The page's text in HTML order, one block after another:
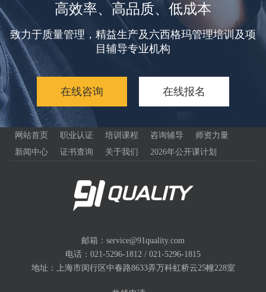
高效率、高品质、低成本
致力于质量管理，精益生产及六西格玛管理培训及项
目辅导专业机构
在线咨询 在线报名
网站首页 职业认证 培训课程 咨询辅导
师资力量
新闻中心
证书查询 关于我们 2026年公开课计划
邮箱：service@91quality.com
电话：021-5296-1812 / 021-5296-1815
地址：上海市闵行区中春路8633弄万科虹桥云25幢228室